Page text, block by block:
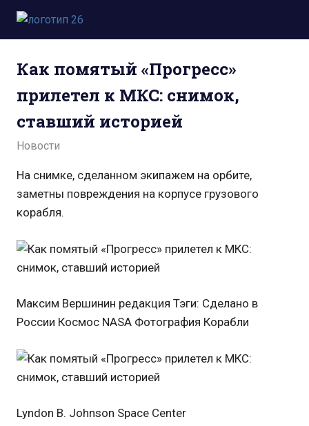
Пропустить
перейти
содержимому
космосе.
фото,
юмор,
база
Как помятый «Прогресс»
прилетел к МКС: снимок,
ставший историей
03.09.2021
admin
Новости
На снимке, сделанном экипажем на орбите,
заметны повреждения на корпусе грузового
корабля.
Максим Вершинин редакция Тэги: Сделано в
России Космос NASA Фотография Корабли
Lyndon B. Johnson Space Center